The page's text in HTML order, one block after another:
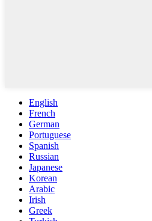
English
French
German
Portuguese
Spanish
Russian
Japanese
Korean
Arabic
Irish
Greek